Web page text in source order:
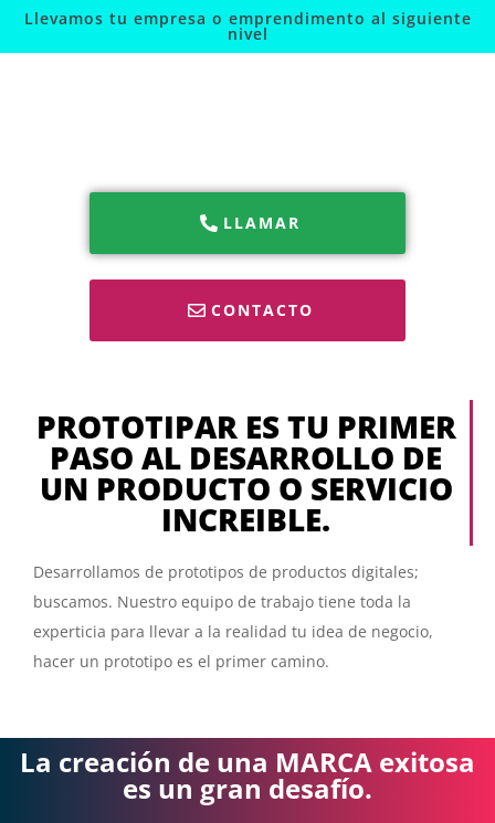
Llevamos tu empresa o emprendimento al siguiente
nivel
PROTOTIPADO Y
LLAMAR
CONTACTO
PROTOTIPAR ES TU PRIMER
PASO AL DESARROLLO DE
UN PRODUCTO O SERVICIO
INCREIBLE.
Desarrollamos de prototipos de productos digitales;
buscamos. Nuestro equipo de trabajo tiene toda la
experticia para llevar a la realidad tu idea de negocio,
hacer un prototipo es el primer camino.
La creación de una MARCA exitosa
es un gran desafío.